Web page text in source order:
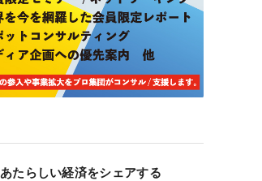
あたらしい経済をシェアする